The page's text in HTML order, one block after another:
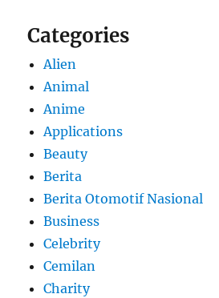
Categories
Alien
Animal
Anime
Applications
Beauty
Berita
Berita Otomotif Nasional
Business
Celebrity
Cemilan
Charity